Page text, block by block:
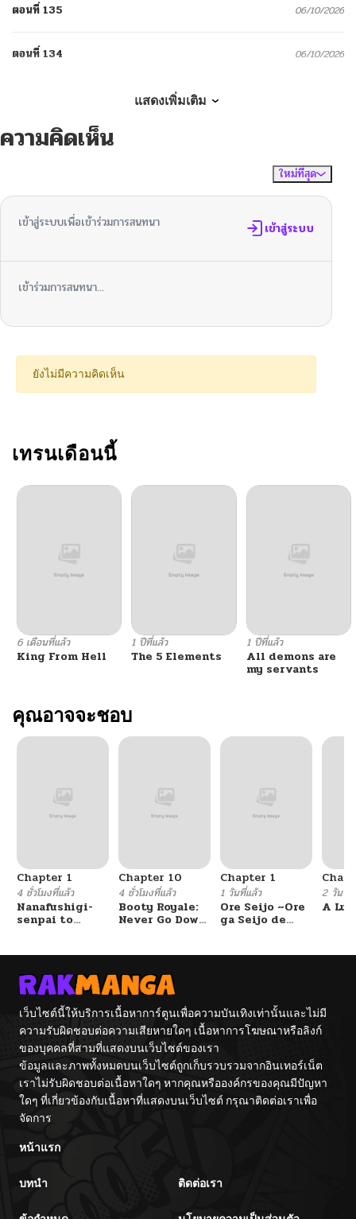
ตอนที่ 135 06/10/2026
ตอนที่ 134 06/10/2026
ตอนที่ 132
05/27/2026
ตอนที่ 130 05/27/2026
04/21/2026
ตอนที่ 127.5 04/21/2026
ตอนที่ 126
ตอนที่ 125
ตอนที่ 123 03/16/2026
ตอนที่ 122
ตอนที่ 121 03/02/2026
ตอนที่ 120
ตอนที่ 116 01/27/2026
ตอนที่ 115
ตอนที่ 114.1
ตอนที่ 114 01/12/2026
ตอนที่ 113 01/05/2026
ตอนที่ 112 12/29/2025
ตอนที่ 111
ตอนที่ 110
แสดงเพิ่มเติม
ความคิดเห็น
ใหม่ที่สุด
เข้าสู่ระบบเพื่อเข้าร่วมการสนทนา เข้าสู่ระบบ
เข้าร่วมการสนทนา...
ยังไม่มีความคิดเห็น
เทรนเดือนนี้
6 เดือนที่แล้ว
King From Hell
1 ปีที่แล้ว
The 5 Elements
1 ปีที่แล้ว
All demons are
my servants
คุณอาจจะชอบ
Chapter 1
4 ชั่วโมงที่แล้ว
Nanafushigi-
senpai to
Chapter 10
4 ชั่วโมงที่แล้ว
Booty Royale:
Never Go Down
Chapter 1
1 วันที่แล้ว
Ore Seijo ~Ore
ga Seijo de
Tag Otome
2 วันที่แ
A
เว็บไซต์นี้ให้บริการเนื้อหาการ์ตูนเพื่อความบันเทิงเท่านั้นและไม่มี
ความรับผิดชอบต่อความเสียหายใดๆ เนื้อหาการโฆษณาหรือลิงก์
ของบุคคลที่สามที่แสดงบนเว็บไซต์ของเรา
ข้อมูลและภาพทั้งหมดบนเว็บไซต์ถูกเก็บรวบรวมจากอินเทอร์เน็ต
เราไม่รับผิดชอบต่อเนื้อหาใดๆ หากคุณหรือองค์กรของคุณมีปัญหา
ใดๆ ที่เกี่ยวข้องกับเนื้อหาที่แสดงบนเว็บไซต์ กรุณาติดต่อเราเพื่อ
จัดการ
หน้าแรก
บทนำ ติดต่อเรา